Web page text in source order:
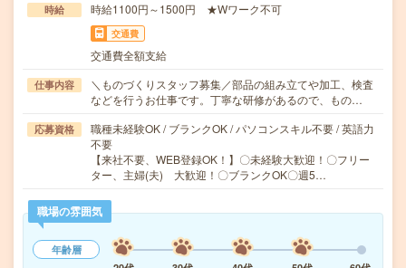
時給 時給1100円～1500円 ★Wワーク不可
交通費
交通費全額支給
仕事内容
＼ものづくりスタッフ募集／部品の組み立てや加工、検査
などを行うお仕事です。丁寧な研修があるので、もの…
応募資格
職種未経験OK / ブランクOK / パソコンスキル不要 / 英語力
不要
【来社不要、WEB登録OK！】〇未経験大歓迎！〇フリー
ター、主婦(夫) 大歓迎！〇ブランクOK〇週5…
職場の雰囲気
年齢層